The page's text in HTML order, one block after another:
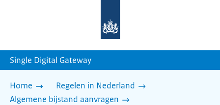
homepage
Single Digital Gateway
Home
Regelen in Nederland
Algemene bijstand aanvragen